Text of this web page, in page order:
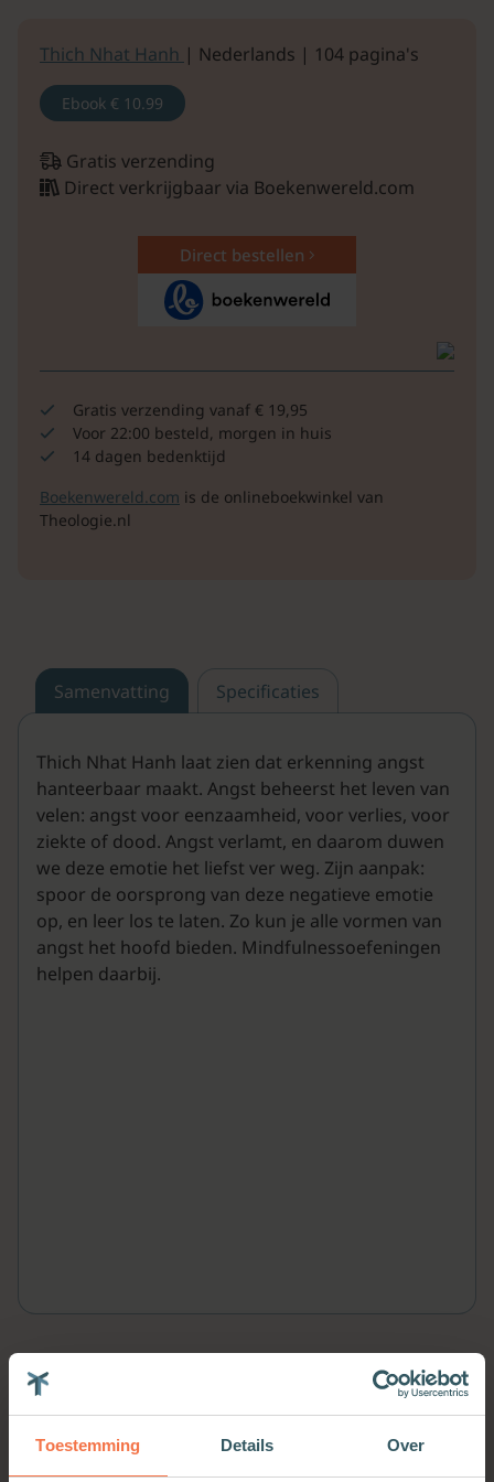
Toestemming Details Over
Thich Nhat Hanh | Nederlands | 104 pagina's
Ebook € 10.99
Gratis verzending
Direct verkrijgbaar via Boekenwereld.com
Direct bestellen
Gratis verzending vanaf € 19,95
Voor 22:00 besteld, morgen in huis
14 dagen bedenktijd
Boekenwereld.com is de onlineboekwinkel van
Theologie.nl
Samenvatting Specificaties
Thich Nhat Hanh laat zien dat erkenning angst
hanteerbaar maakt. Angst beheerst het leven van
velen: angst voor eenzaamheid, voor verlies, voor
ziekte of dood. Angst verlamt, en daarom duwen
we deze emotie het liefst ver weg. Zijn aanpak:
spoor de oorsprong van deze negatieve emotie
op, en leer los te laten. Zo kun je alle vormen van
angst het hoofd bieden. Mindfulnessoefeningen
helpen daarbij.
Meer van deze auteur